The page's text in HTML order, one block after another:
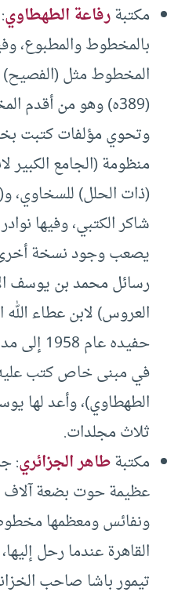
مكتبةرفاعة الطهطاوي
بالمخطوط والمطبوع،
المخطوط مثل (الفصيح)
(389ه) وهو من أقدم
وتحوي مؤلفات كتبت
منظومة (الجامع
(ذات الحلل) للسخاوي،
شاكر الكتبي، وفيها
يصعب وجود نسخة
رسائل محمد بن يوسف
العروس) لابن عطاء الله
حفيده
في مبنى خاص كتب
الطهطاوي)، وأعد لها
ثلاث مجلدات.
مكتبةطاهر الجزائري:
عظيمة حوت بضعة
ونفائس ومعظمها
القاهرة عندما رحل
تيمور باشا صاحب